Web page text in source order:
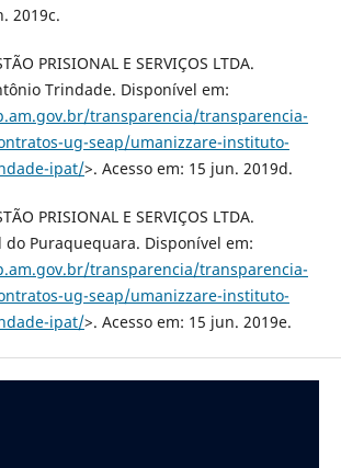
2019c.
PRISIONAL E SERVIÇOS LTDA.
Trindade. Disponível em:
transparencia/transparencia-
ug-seap/umanizzare-instituto-
ipat/>. Acesso em: 15 jun. 2019d.
PRISIONAL E SERVIÇOS LTDA.
do Puraquequara. Disponível em:
transparencia/transparencia-
ug-seap/umanizzare-instituto-
ipat/>. Acesso em: 15 jun. 2019e.